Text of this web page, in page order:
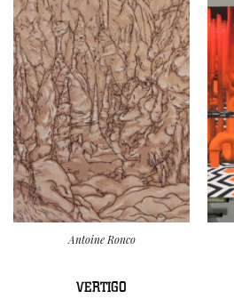
Antoine Ronco
VERTIGO